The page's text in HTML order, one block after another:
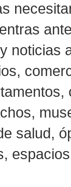
noticias
salud,